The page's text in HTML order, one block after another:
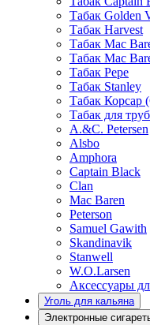
Табак Golden
Табак Harvest
Табак Mac
Табак Mac
Табак Pepe
Табак Stanley
Табак Корсар
Табак для
A.&C. Petersen
Alsbo
Amphora
Captain Black
Clan
Mac Baren
Peterson
Samuel Gawith
Skandinavik
Stanwell
W.O.Larsen
Аксессуары
Уголь для кальяна
Электронные